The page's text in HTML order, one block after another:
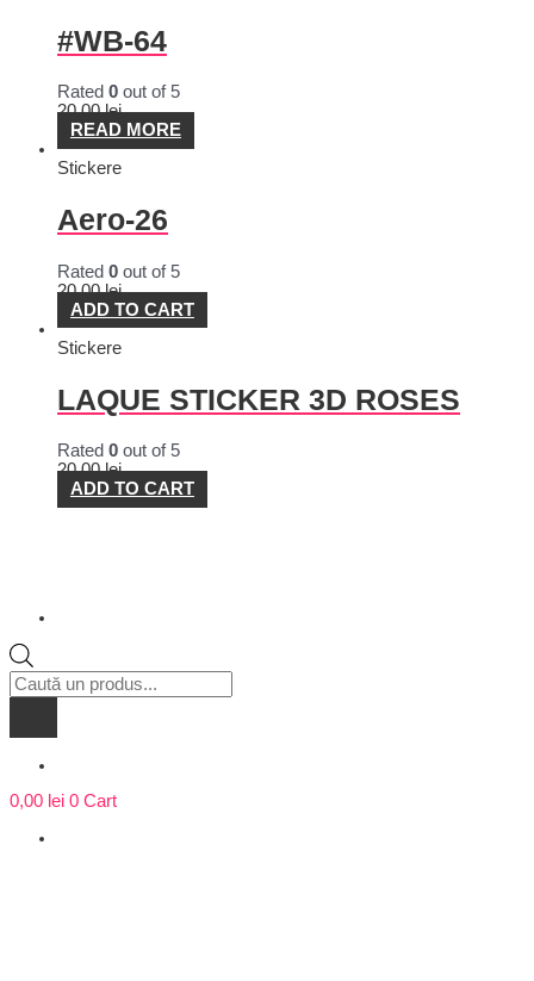
#WB-64
Rated 0 out of 5
20,00lei
READ MORE
Stickere
Aero-26
Rated 0 out of 5
20,00lei
ADD TO CART
Stickere
LAQUE STICKER 3D ROSES
Rated 0 out of 5
20,00lei
ADD TO CART
Products
search
0,00 lei 0 Cart